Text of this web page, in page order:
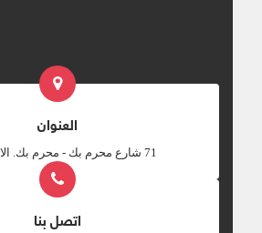
العنوان
‎71 شارع محرم بك - محرم بك. الاسكندريه
اتصل بنا